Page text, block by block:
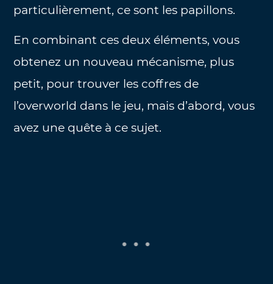
particulièrement, ce sont les papillons.
En combinant ces deux éléments, vous
obtenez un nouveau mécanisme, plus
petit, pour trouver les coffres de
l’overworld dans le jeu, mais d’abord, vous
avez une quête à ce sujet.